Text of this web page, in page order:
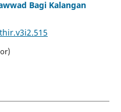
Bagi Kalangan